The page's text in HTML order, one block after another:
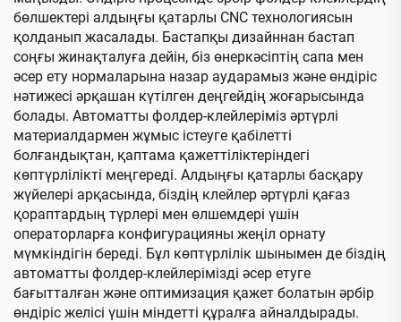
бөлшектері алдыңғы қатарлы CNC технологиясын
қолданып жасалады. Бастапқы дизайннан бастап
соңғы жинақталуға дейін, біз өнеркәсіптің сапа мен
әсер ету нормаларына назар аударамыз және өндіріс
нәтижесі әрқашан күтілген деңгейдің жоғарысында
болады. Автоматты фолдер-клейлеріміз әртүрлі
материалдармен жұмыс істеуге қабілетті
болғандықтан, қаптама қажеттіліктеріндегі
көптүрлілікті меңгереді. Алдыңғы қатарлы басқару
жүйелері арқасында, біздің клейлер әртүрлі қағаз
қораптардың түрлері мен өлшемдері үшін
операторларға конфигурацияны жеңіл орнату
мүмкіндігін береді. Бұл көптүрлілік шынымен де біздің
автоматты фолдер-клейлерімізді әсер етуге
бағытталған және оптимизация қажет болатын әрбір
өндіріс желісі үшін міндетті құралға айналдырады.